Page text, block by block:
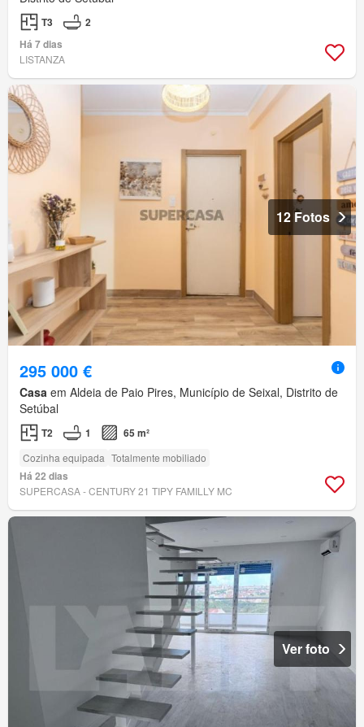
T3
2
Há 7 dias
LISTANZA
12 Fotos
295 000 €
Casa em Aldeia de Paio Pires, Município de Seixal, Distrito de
Setúbal
T2 1 65 m²
Cozinha equipada Totalmente mobiliado
Há 22 dias
SUPERCASA - CENTURY 21 TIPY FAMILLY MC
Ver foto